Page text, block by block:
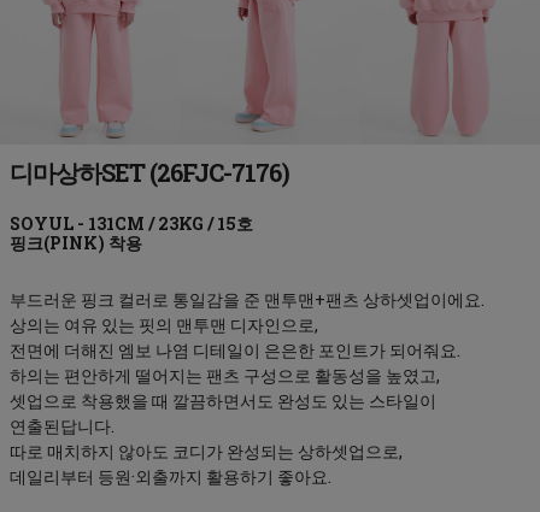
디마상하SET (26FJC-7176)
핑크(PINK)
부드러운 핑크 컬러로 통일감을 준 맨투맨+팬츠 상하셋업이에요.
상의는 여유 있는 핏의 맨투맨 디자인으로,
전면에 더해진 엠보 나염 디테일이 은은한 포인트가 되어줘요.
하의는 편안하게 떨어지는 팬츠 구성으로 활동성을 높였고,
셋업으로 착용했을 때 깔끔하면서도 완성도 있는 스타일이
연출된답니다.
따로 매치하지 않아도 코디가 완성되는 상하셋업으로,
데일리부터 등원·외출까지 활용하기 좋아요.